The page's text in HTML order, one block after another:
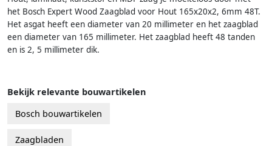
het Bosch Expert Wood Zaagblad voor Hout 165x20x2, 6mm 48T.
Het asgat heeft een diameter van 20 millimeter en het zaagblad
een diameter van 165 millimeter. Het zaagblad heeft 48 tanden
en is 2, 5 millimeter dik.
Bekijk relevante bouwartikelen
Bosch bouwartikelen
Zaagbladen